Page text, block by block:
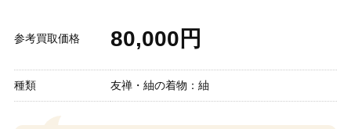
参考買取価格 80,000円
種類 友禅・紬の着物：紬